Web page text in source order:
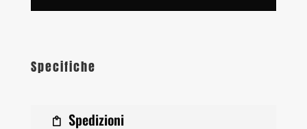
Specifiche
Spedizioni